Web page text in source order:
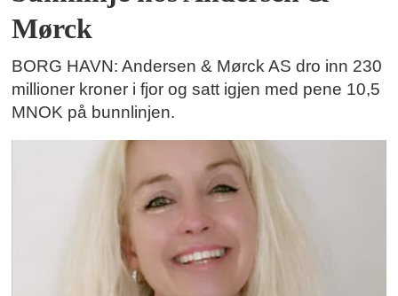
Mørck
BORG HAVN: Andersen & Mørck AS dro inn 230
millioner kroner i fjor og satt igjen med pene 10,5
MNOK på bunnlinjen.